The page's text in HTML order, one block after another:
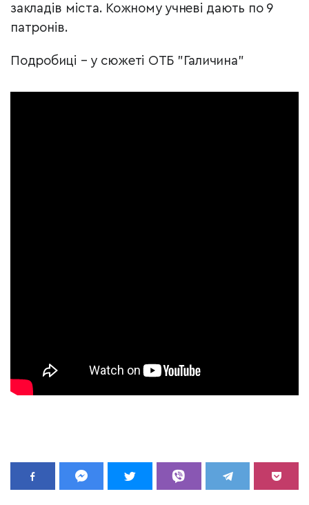
закладів міста. Кожному учневі дають по 9
патронів.
Подробиці – у сюжеті ОТБ "Галичина"